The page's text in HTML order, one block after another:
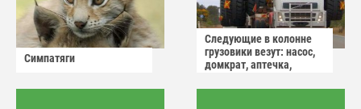
Симпатяги
Следующие в колонне
грузовики везут: насос,
домкрат, аптечка,